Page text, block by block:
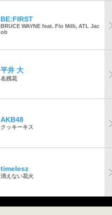
BE:FIRST
BRUCE WAYNE feat. Flo Milli, ATL Jac
ob
平井 大
名残花
AKB48
クッキーキス
timelesz
消えない花火